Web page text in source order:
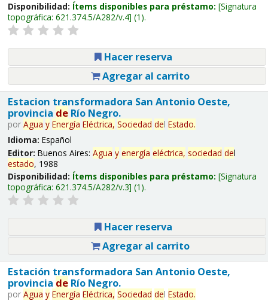
Disponibilidad: Ítems disponibles para préstamo: Signatura
topográfica: 621.374.5/A282/v.4 (1).
Hacer reserva
Agregar al carrito
Estacion transformadora San Antonio Oeste,
provincia deRío Negro.
por Agua y Energía Eléctrica, Sociedad del Estado.
Idioma: Español
Editor: Buenos Aires: Agua y energía eléctrica, sociedad del
estado, 1988
Disponibilidad: Ítems disponibles para préstamo: Signatura
topográfica: 621.374.5/A282/v.3 (1).
Hacer reserva
Agregar al carrito
Estación transformadora San Antonio Oeste,
provincia deRío Negro.
por Agua y Energía Eléctrica, Sociedad del Estado.